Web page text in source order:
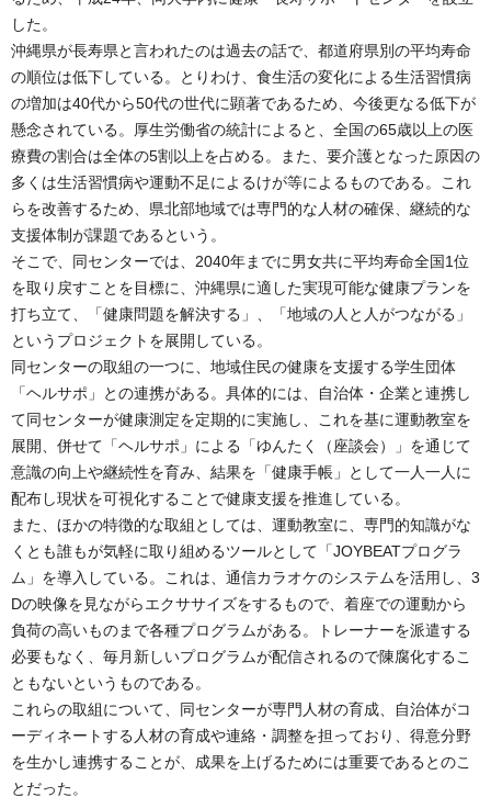
した。
沖縄県が長寿県と言われたのは過去の話で、都道府県別の平均寿命
の順位は低下している。とりわけ、食生活の変化による生活習慣病
の増加は40代から50代の世代に顕著であるため、今後更なる低下が
懸念されている。厚生労働省の統計によると、全国の65歳以上の医
療費の割合は全体の5割以上を占める。また、要介護となった原因の
多くは生活習慣病や運動不足によるけが等によるものである。これ
らを改善するため、県北部地域では専門的な人材の確保、継続的な
支援体制が課題であるという。
そこで、同センターでは、2040年までに男女共に平均寿命全国1位
を取り戻すことを目標に、沖縄県に適した実現可能な健康プランを
打ち立て、「健康問題を解決する」、「地域の人と人がつながる」
というプロジェクトを展開している。
同センターの取組の一つに、地域住民の健康を支援する学生団体
「ヘルサポ」との連携がある。具体的には、自治体・企業と連携し
て同センターが健康測定を定期的に実施し、これを基に運動教室を
展開、併せて「ヘルサポ」による「ゆんたく（座談会）」を通じて
意識の向上や継続性を育み、結果を「健康手帳」として一人一人に
配布し現状を可視化することで健康支援を推進している。
また、ほかの特徴的な取組としては、運動教室に、専門的知識がな
くとも誰もが気軽に取り組めるツールとして「JOYBEATプログラ
ム」を導入している。これは、通信カラオケのシステムを活用し、3
Dの映像を見ながらエクササイズをするもので、着座での運動から
負荷の高いものまで各種プログラムがある。トレーナーを派遣する
必要もなく、毎月新しいプログラムが配信されるので陳腐化するこ
ともないというものである。
これらの取組について、同センターが専門人材の育成、自治体がコ
ーディネートする人材の育成や連絡・調整を担っており、得意分野
を生かし連携することが、成果を上げるためには重要であるとのこ
とだった。